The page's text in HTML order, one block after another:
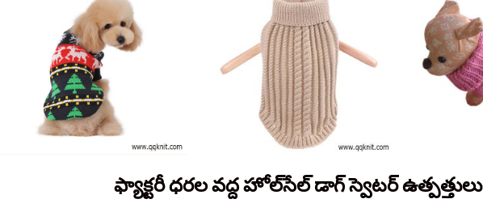
ఫ్యాక్టరీ ధరల వద్ద హోల్‌సేల్ డాగ్ స్వెటర్ ఉత్పత్తులు